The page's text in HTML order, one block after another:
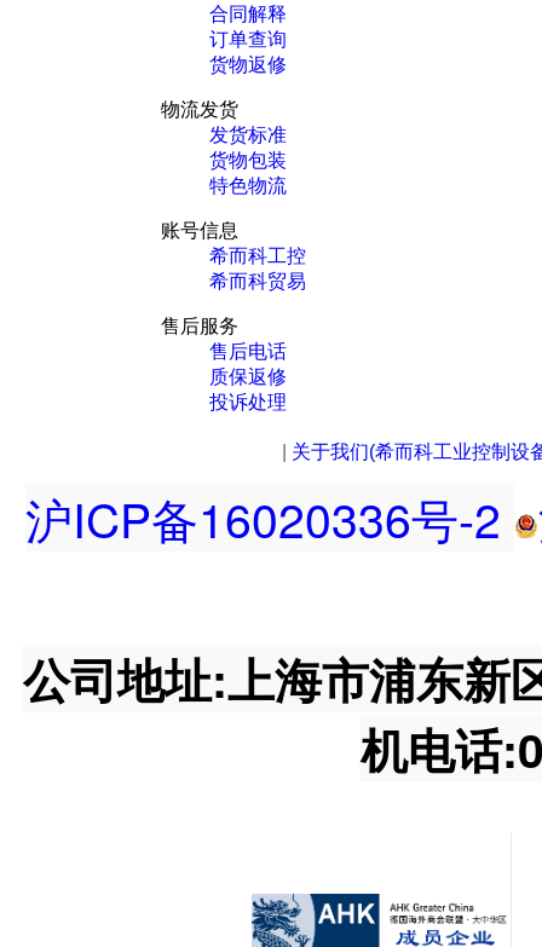
合同解释
订单查询
货物返修
物流发货
发货标准
货物包装
特色物流
账号信息
希而科工控
希而科贸易
售后服务
售后电话
质保返修
投诉处理
关于我们(希而科工业控制设
沪ICP备16020336号-2
公司地址:上海市浦东新
机电话